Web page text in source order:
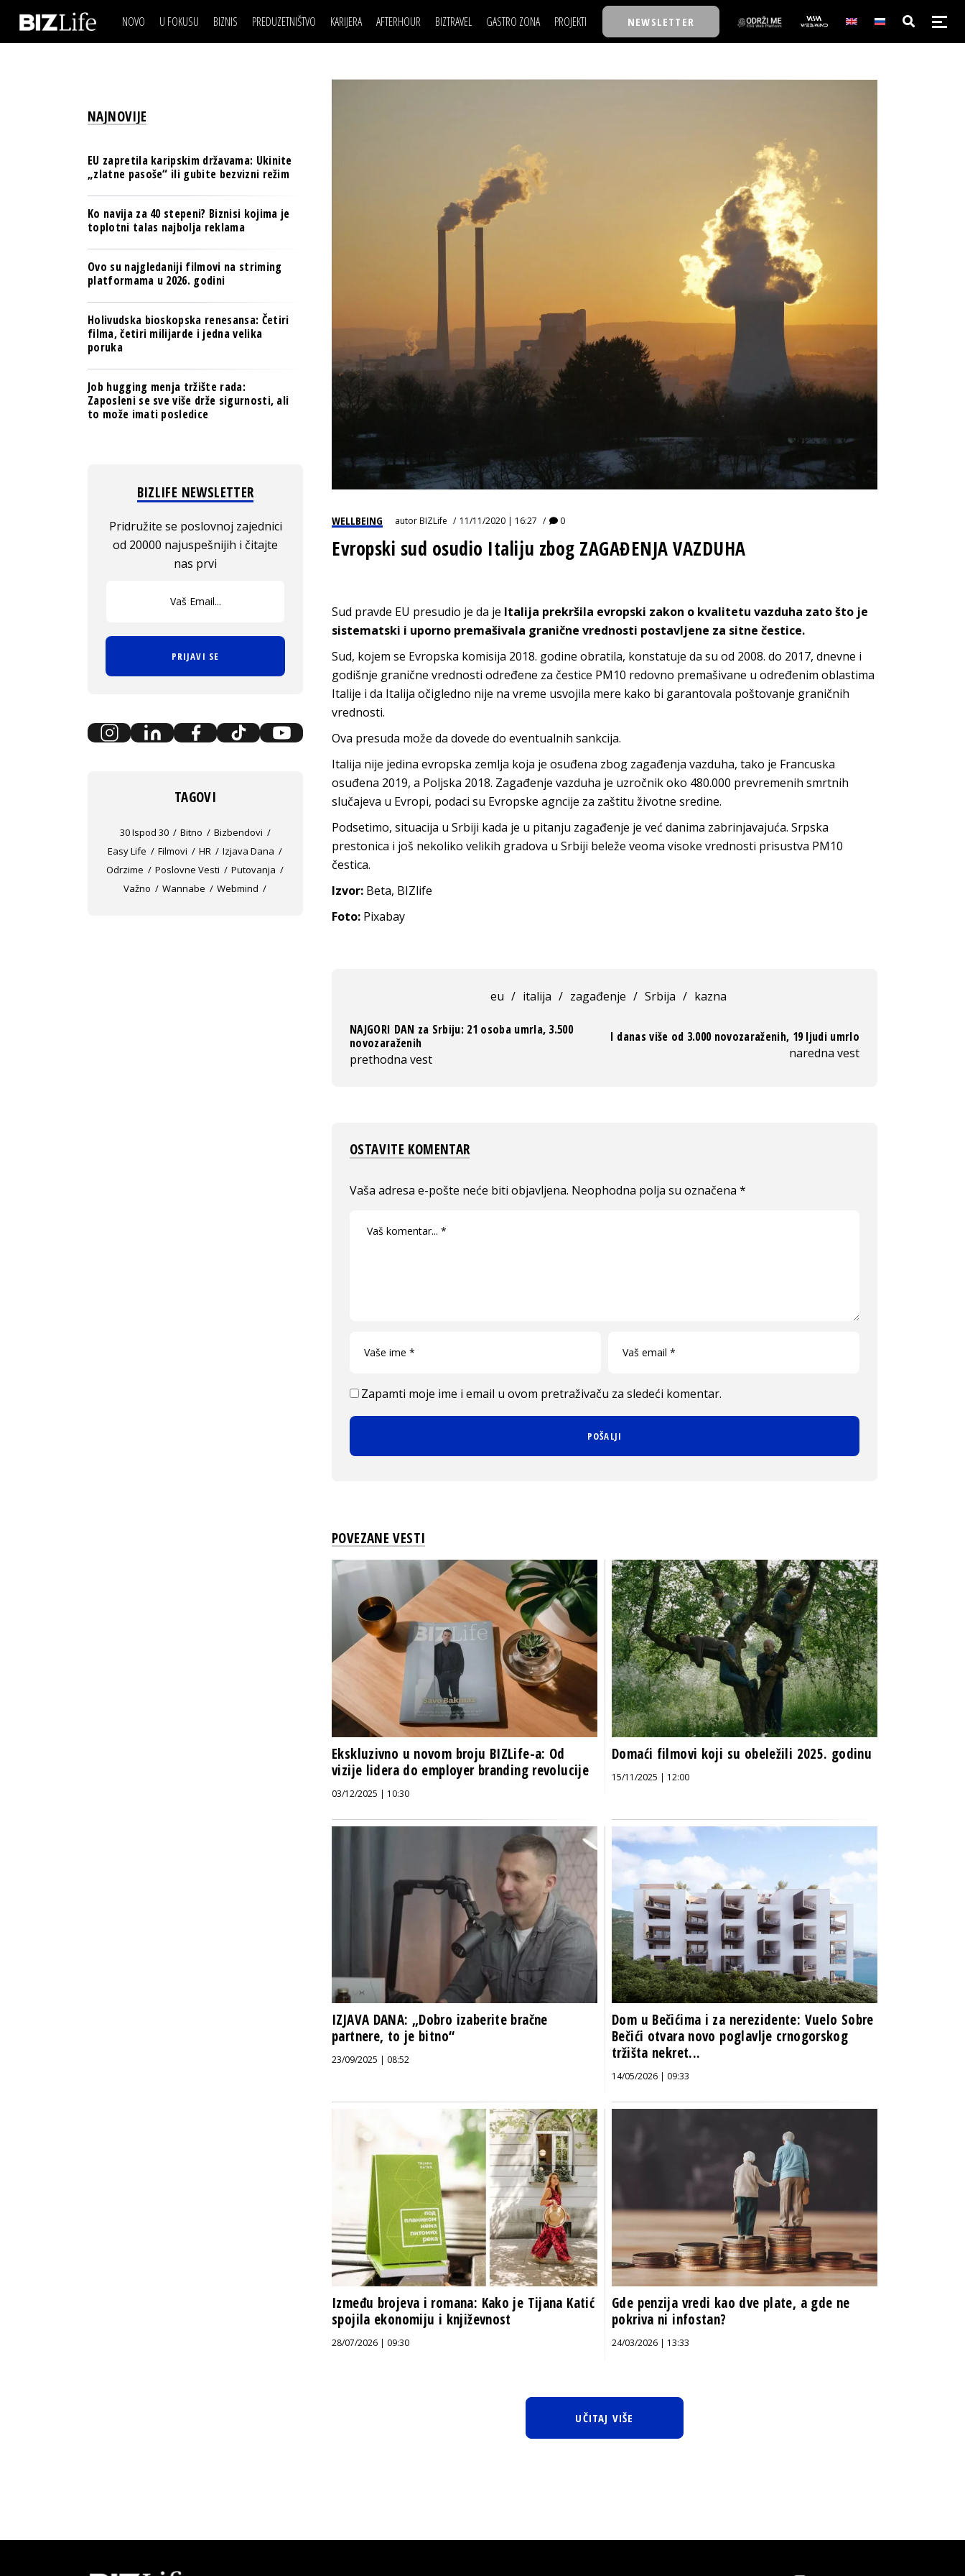
NOVO U FOKUSU BIZNIS
BANKE
OSIGURANJE
TECH I AI
BIZNIS & SPORT
PULS REGIONA
NOVO NA RAFU
PREDUZETNIŠTVO KARIJERA AFTERHOUR BIZTRAVEL GASTRO ZONA PROJEKTI NEWSLETTER
IZJAVA DANABIZNIS SCENA
BREND I KOMUNIKACIJE
OSIGURANJE
TECH I AI
PULS REGIONA
POSAO
MOJ UGAO
FILM I SCENA
AUTO SVET
NAJKOLEGA
30 ISPOD 30
WELLBEING autorBIZLife 11/11/2020 | 16:27 0
Evropski sud osudio Italiju zbog ZAGAĐENJA VAZDUHA
Sud pravde EU presudio je da je Italija prekršila evropski zakon o kvalitetu vazduha zato što je
sistematski i uporno premašivala granične vrednosti postavljene za sitne čestice.
Sud, kojem se Evropska komisija 2018. godine obratila, konstatuje da su od 2008. do 2017, dnevne i
godišnje granične vrednosti određene za čestice PM10 redovno premašivane u određenim oblastima
Italije i da Italija očigledno nije na vreme usvojila mere kako bi garantovala poštovanje graničnih
vrednosti.
Ova presuda može da dovede do eventualnih sankcija.
Italija nije jedina evropska zemlja koja je osuđena zbog zagađenja vazduha, tako je Francuska
osuđena 2019, a Poljska 2018. Zagađenje vazduha je uzročnik oko 480.000 prevremenih smrtnih
slučajeva u Evropi, podaci su Evropske agncije za zaštitu životne sredine.
Podsetimo, situacija u Srbiji kada je u pitanju zagađenje je već danima zabrinjavajuća. Srpska
prestonica i još nekoliko velikih gradova u Srbiji beleže veoma visoke vrednosti prisustva PM10
čestica.
Izvor: Beta, BIZlife
Foto: Pixabay
eu / italija / zagađenje / Srbija / kazna
NAJGORI DAN za Srbiju: 21 osoba umrla, 3.500
novozaraženih
prethodna vest
I danas više od 3.000 novozaraženih, 19 ljudi umrlo
naredna vest
OSTAVITE KOMENTAR
Vaša adresa e-pošte neće biti objavljena. Neophodna polja su označena *
Zapamti moje ime i email u ovom pretraživaču za sledeći komentar.
POVEZANE VESTI
Ekskluzivno u novom broju BIZLife-a: Od
vizije lidera do employer branding revolucije
03/12/2025 | 10:30
Domaći filmovi koji su obeležili 2025. godinu
15/11/2025 | 12:00
IZJAVA DANA: „Dobro izaberite bračne
partnere, to je bitno“
23/09/2025 | 08:52
Dom u Bečićima i za nerezidente: Vuelo Sobre
Bečići otvara novo poglavlje crnogorskog
tržišta nekret...
14/05/2026 | 09:33
Između brojeva i romana: Kako je Tijana Katić
spojila ekonomiju i književnost
28/07/2026 | 09:30
Gde penzija vredi kao dve plate, a gde ne
pokriva ni infostan?
24/03/2026 | 13:33
UČITAJ VIŠE
NAJNOVIJE
EU zapretila karipskim državama: Ukinite
„zlatne pasoše“ ili gubite bezvizni režim
Ko navija za 40 stepeni? Biznisi kojima je
toplotni talas najbolja reklama
Ovo su najgledaniji filmovi na striming
platformama u 2026. godini
Holivudska bioskopska renesansa: Četiri
filma, četiri milijarde i jedna velika
poruka
Job hugging menja tržište rada:
Zaposleni se sve više drže sigurnosti, ali
to može imati posledice
BIZLIFE NEWSLETTER
Pridružite se poslovnoj zajednici
od 20000 najuspešnijih i čitajte
nas prvi
PRIJAVI SE
TAGOVI
30 Ispod 30 Bitno
Bizbendovi
Easy Life
Filmovi HR
Izjava Dana
Odrzime
Poslovne Vesti
Putovanja
Važno
Wannabe Webmind